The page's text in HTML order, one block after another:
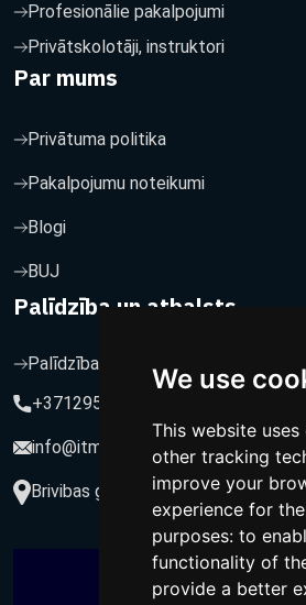
We use
This website
other tracking
improve your
experience for
purposes: to
functionality of
provide a better
Profesionālie pakalpojumi
Privātskolotāji, instruktori
Par mums
Privātuma politika
Pakalpojumu noteikumi
Blogi
BUJ
Palīdzība un atbalsts
Palīdzība un atbalsts
+37129564547
info@itmarketing.lv
Brivibas gatve 234-77, LV-1039,